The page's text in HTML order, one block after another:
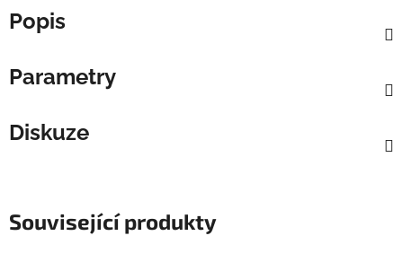
Popis
Parametry
Diskuze
Související produkty